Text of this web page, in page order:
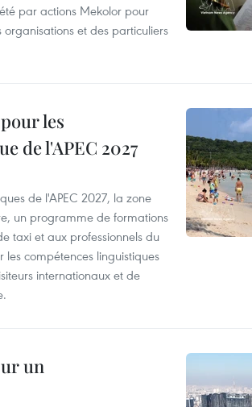
par actions Mekolor pour
organisations et des particuliers
les
de l'APEC 2027
de l'APEC 2027, la zone
un programme de formations
taxi et aux professionnels du
les compétences linguistiques
internationaux et de
un